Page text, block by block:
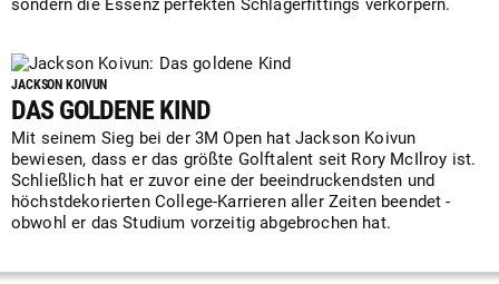
sondern die Essenz perfekten Schlägerfittings verkörpern.
JACKSON KOIVUN
DAS GOLDENE KIND
Mit seinem Sieg bei der 3M Open hat Jackson Koivun
bewiesen, dass er das größte Golftalent seit Rory McIlroy ist.
Schließlich hat er zuvor eine der beeindruckendsten und
höchstdekorierten College-Karrieren aller Zeiten beendet -
obwohl er das Studium vorzeitig abgebrochen hat.